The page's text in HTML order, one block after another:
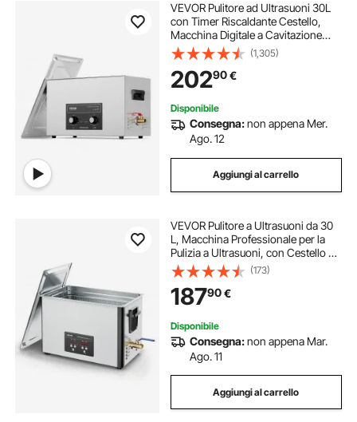
VEVOR Pulitore ad Ultrasuoni 30L
con Timer Riscaldante Cestello,
Macchina Digitale a Cavitazione
Sonica, Pulitrice Ultrasuoni 600 W
per Strumenti di Orologi, Occhiali,
Monete, Utensili Metallici
(1,305)
20290€
Disponibile
Consegna:non appena Mer.
Ago. 12
Aggiungi al carrello
VEVOR Pulitore a Ultrasuoni da 30
L, Macchina Professionale per la
Pulizia a Ultrasuoni, con Cestello di
Pulizia e Schermo Digitale, in
Acciaio Inossidabile da 480 W e 40
kHz per Parti, Carburatori
(173)
18790€
Disponibile
Consegna:non appena Mar.
Ago. 11
Aggiungi al carrello